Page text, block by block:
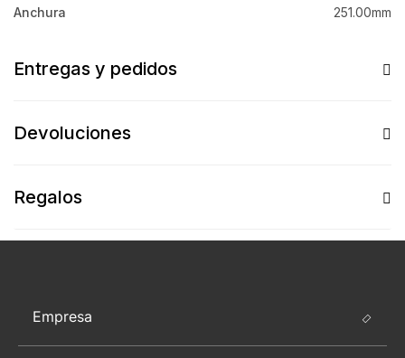
Anchura 251.00mm
Entregas y pedidos
Devoluciones
Regalos
Empresa